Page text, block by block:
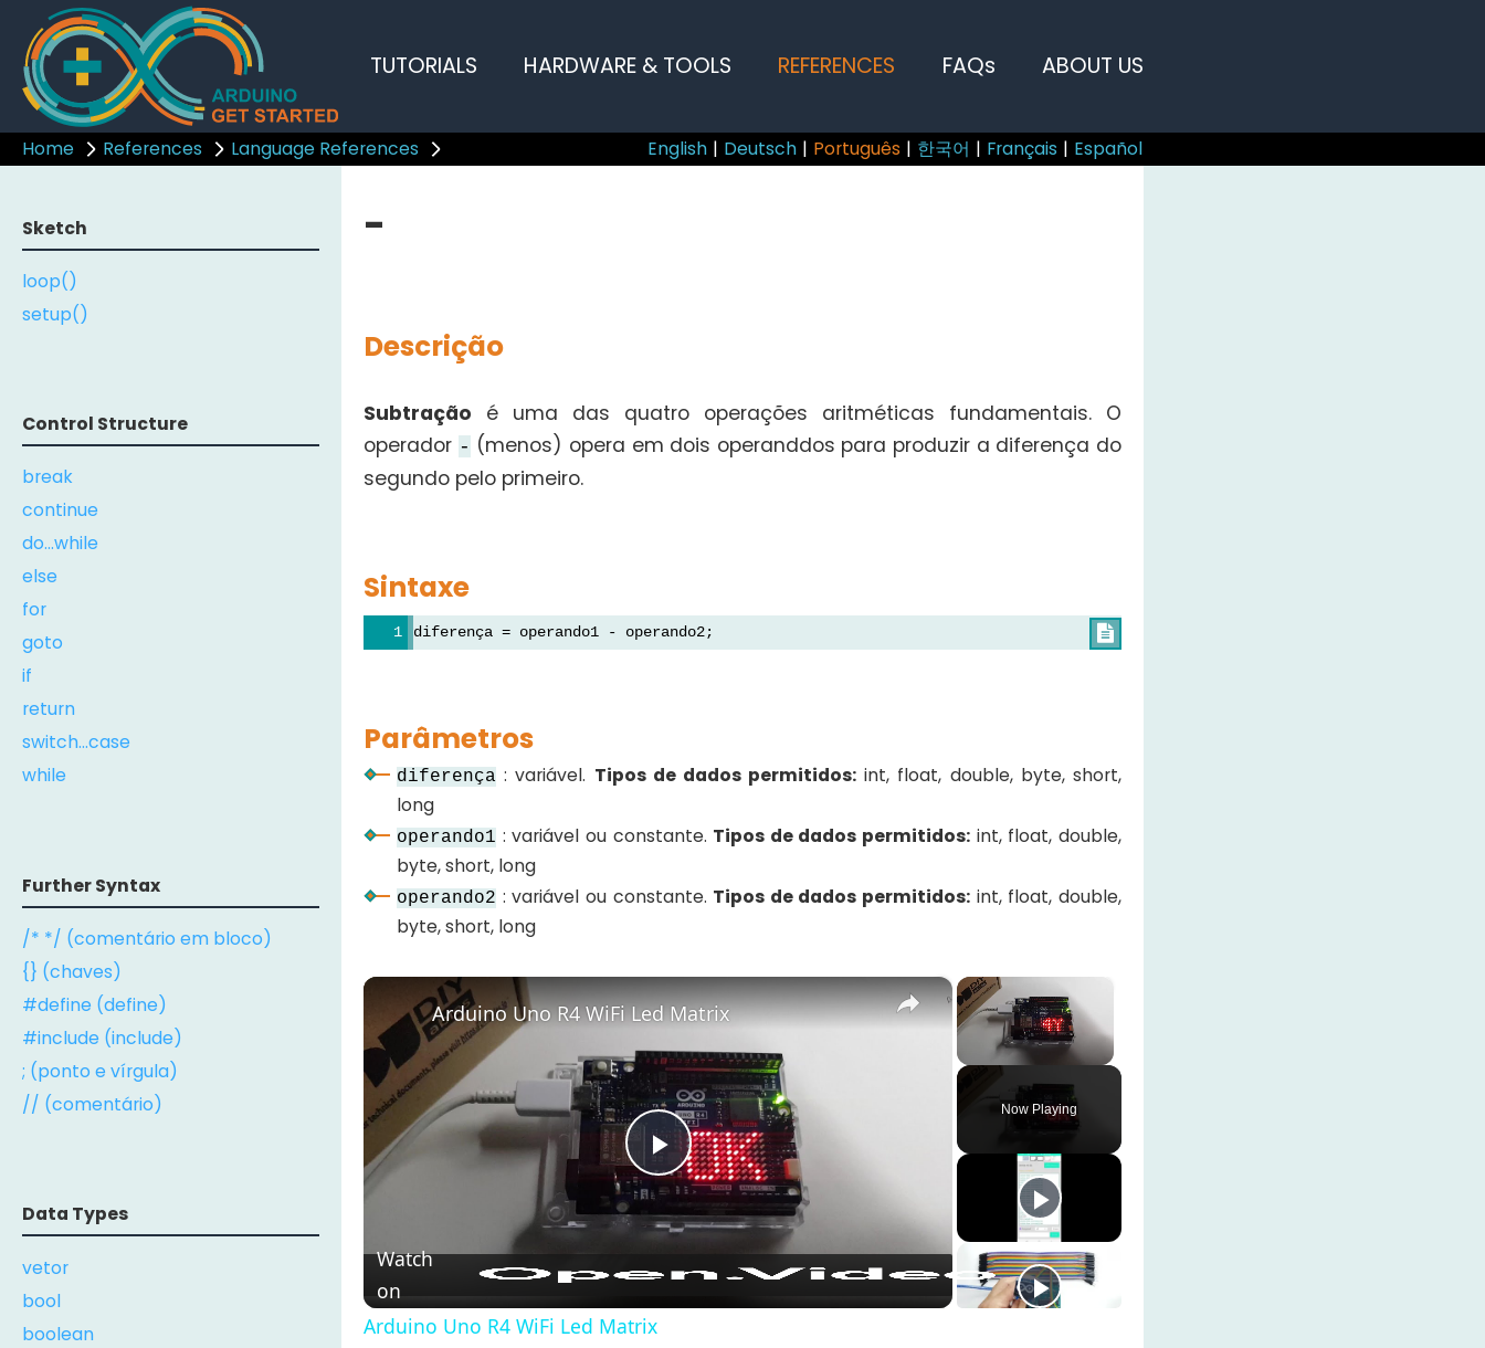
TUTORIALS HARDWARE & TOOLS REFERENCES FAQs ABOUT US
Home References Language References English | Deutsch | Português | 한국어 | Français | Español
Sketch
loop()
setup()
Control Structure
break
continue
do...while
else
for
goto
if
return
switch...case
while
Further Syntax
/* */ (comentário em bloco)
{} (chaves)
#define (define)
#include (include)
; (ponto e vírgula)
// (comentário)
Data Types
vetor
bool
boolean
-
Descrição
Subtração é uma das quatro operações aritméticas fundamentais. O
operador - (menos) opera em dois operanddos para produzir a diferença do
segundo pelo primeiro.
Sintaxe

diferença = operando1 - operando2;
Parâmetros
diferença : variável. Tipos de dados permitidos: int, float, double, byte, short,
long
operando1 : variável ou constante. Tipos de dados permitidos: int, float, double,
byte, short, long
operando2 : variável ou constante. Tipos de dados permitidos: int, float, double,
byte, short, long
Now Playing
×
Play
Video
Arduino Uno R4 WiFi Led Matrix
Watch
on
Arduino Uno R4 WiFi Led Matrix